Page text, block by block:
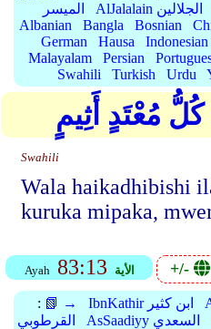
الميسر
AlJalalain الجلالين
Albanian
Bangla Bosnian
German
Hausa Indonesian
Malayalam
Persian
Swahili
Turkish Urdu
مُعْتَدٍ أَثِيمٍ
Swahili
Wala haikadhibishi
kuruka mipaka,
Ayah 83:13 الأية +/-
: 📗 → IbnKathir ابن كثير
القرطوبي
AsSaadiyy السعدي